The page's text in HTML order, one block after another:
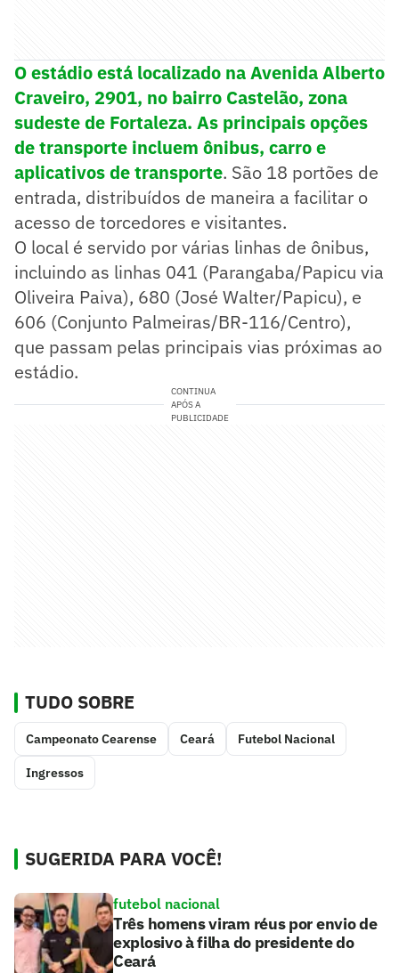
O estádio está localizado na Avenida Alberto
Craveiro, 2901, no bairro Castelão, zona
sudeste de Fortaleza. As principais opções
de transporte incluem ônibus, carro e
aplicativos de transporte. São 18 portões de
entrada, distribuídos de maneira a facilitar o
acesso de torcedores e visitantes.
O local é servido por várias linhas de ônibus,
incluindo as linhas 041 (Parangaba/Papicu via
Oliveira Paiva), 680 (José Walter/Papicu), e
606 (Conjunto Palmeiras/BR-116/Centro),
que passam pelas principais vias próximas ao
estádio.
CONTINUA
APÓS A
PUBLICIDADE
TUDO SOBRE
Campeonato Cearense Ceará Futebol Nacional
Ingressos
SUGERIDA PARA VOCÊ!
futebol nacional
Três homens viram réus por envio de
explosivo à filha do presidente do
Ceará